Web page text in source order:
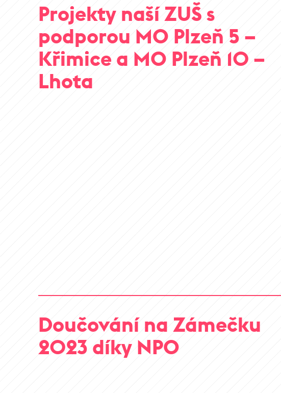
Projekty naší ZUŠ s
podporou MO Plzeň 5 –
Křimice a MO Plzeň 10 –
Lhota
Doučování na Zámečku
2023 díky NPO